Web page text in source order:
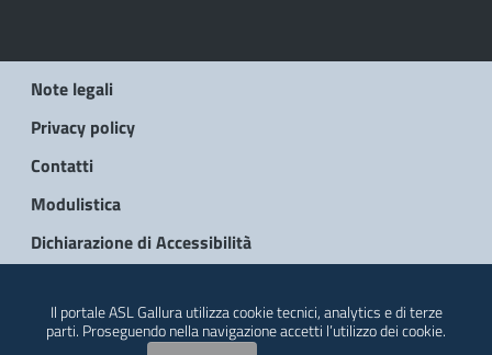
Note legali
Privacy policy
Contatti
Modulistica
Dichiarazione di Accessibilità
Il portale ASL Gallura utilizza cookie tecnici, analytics e di terze
parti. Proseguendo nella navigazione accetti l’utilizzo dei cookie.